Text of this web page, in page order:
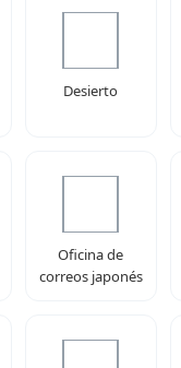
Desierto
Oficina de
correos japonés